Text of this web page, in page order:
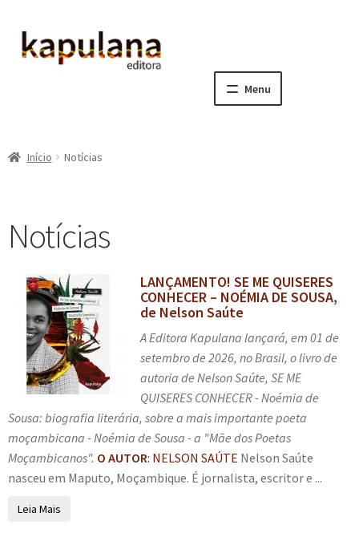
Pular
para
Pular
para
Menu
i
r
e
n
u
d
e
s
c
e
n
s
p
d
i
m
e
n
Newsletters
Notícias
Artigos
Entrevistas
Eventos
Fotos
Início Notícias
Notícias
LANÇAMENTO! SE ME QUISERES
CONHECER – NOÉMIA DE SOUSA,
de Nelson Saúte
A Editora Kapulana lançará, em 01 de
setembro de 2026, no Brasil, o livro de
autoria de Nelson Saúte, SE ME
QUISERES CONHECER - Noémia de
Sousa: biografia literária, sobre a mais importante poeta
moçambicana - Noémia de Sousa - a "Mãe dos Poetas
Moçambicanos". O AUTOR: NELSON SAÚTE Nelson Saúte
nasceu em Maputo, Moçambique. É jornalista, escritor e ...
Leia Mais